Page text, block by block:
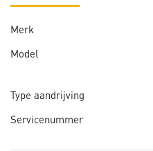
Merk
Model
Type aandrijving
Servicenummer